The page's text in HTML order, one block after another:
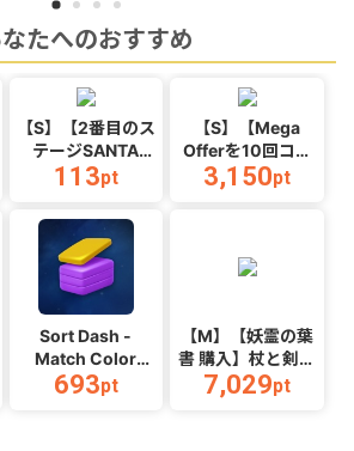
たへのおすすめ
【S】【2番目のス
テージSANTA
MONICA BEACH
WaterPark
Boys_Android
113pt
【S】【Mega
Offerを10回コン
プリートする】
Ball Hop_Android
3,150pt
Sort Dash -
Match Color
Puzzle（チャレン
693pt
【M】【妖霊の葉
書 購入】杖と剣の
伝説
_Android_2608
7,029pt